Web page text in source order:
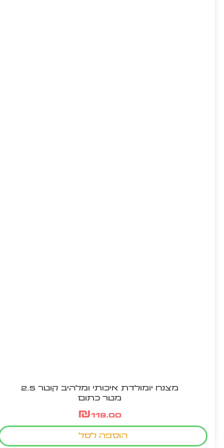
מצנח יומולדת איכותי ומלהיב קוטר 2.5
מטר כתום
₪119.00
הוספה לסל